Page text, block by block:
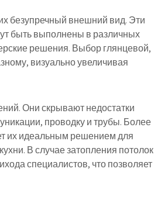
безупречный внешний вид. Эти
быть выполнены в различных
решения. Выбор глянцевой,
визуально увеличивая
Они скрывают недостатки
проводку и трубы. Более
их идеальным решением для
В случае затопления потолок
специалистов, что позволяет